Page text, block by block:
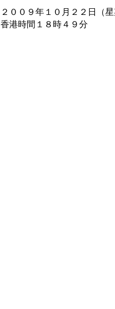
２００９年１０月２２日（
香港時間１８時４９分